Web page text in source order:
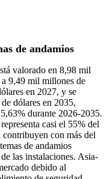
de andamios
valorado en 8,98 mil
9,49 mil millones de
en 2027, y se
dólares en 2035,
durante 2026-2035.
casi el 55% del
con más del
de andamios
las instalaciones. Asia-
debido al